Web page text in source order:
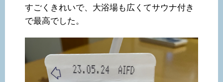
すごくきれいで、大浴場も広くてサウナ付き
で最高でした。